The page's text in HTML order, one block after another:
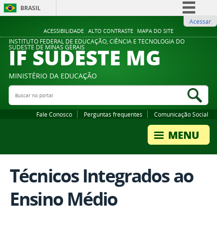
ACESSIBILIDADE ALTO CONTRASTE MAPA DO SITE
BRASIL
Comunica BR
Participe
Legislação
Acessar
INSTITUTO FEDERAL DE EDUCAÇÃO, CIÊNCIA E TECNOLOGIA DO
SUDESTE DE MINAS GERAIS
IF SUDESTE MG
MINISTÉRIO DA EDUCAÇÃO
Buscar no portal
Fale Conosco Perguntas frequentes Comunicação Social
Técnicos Integrados ao
Ensino Médio